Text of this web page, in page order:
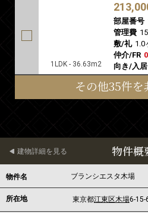
1LDK - 36.63m2
部屋番号
管理費
敷/礼 1.0
仲介/FR
向き/入居
その他35件を
物件概
建物詳細を見る
物件名 ブランシエスタ木場
所在地 東京都江東区木場6-15-